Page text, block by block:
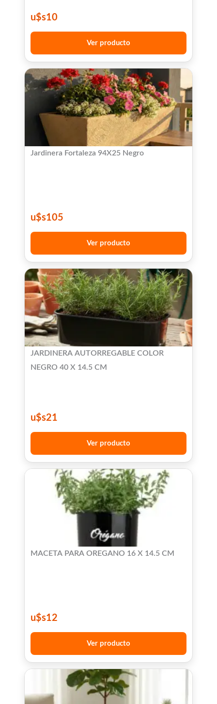
u$s10
Ver producto
Jardinera Fortaleza 94X25 Negro
u$s105
Ver producto
JARDINERA AUTORREGABLE COLOR
NEGRO 40 X 14.5 CM
u$s21
Ver producto
MACETA PARA OREGANO 16 X 14.5 CM
u$s12
Ver producto